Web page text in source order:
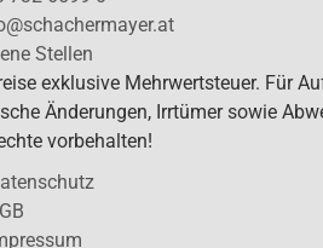
Stellen
exklusive Mehrwertsteuer. Für
Änderungen, Irrtümer sowie
vorbehalten!